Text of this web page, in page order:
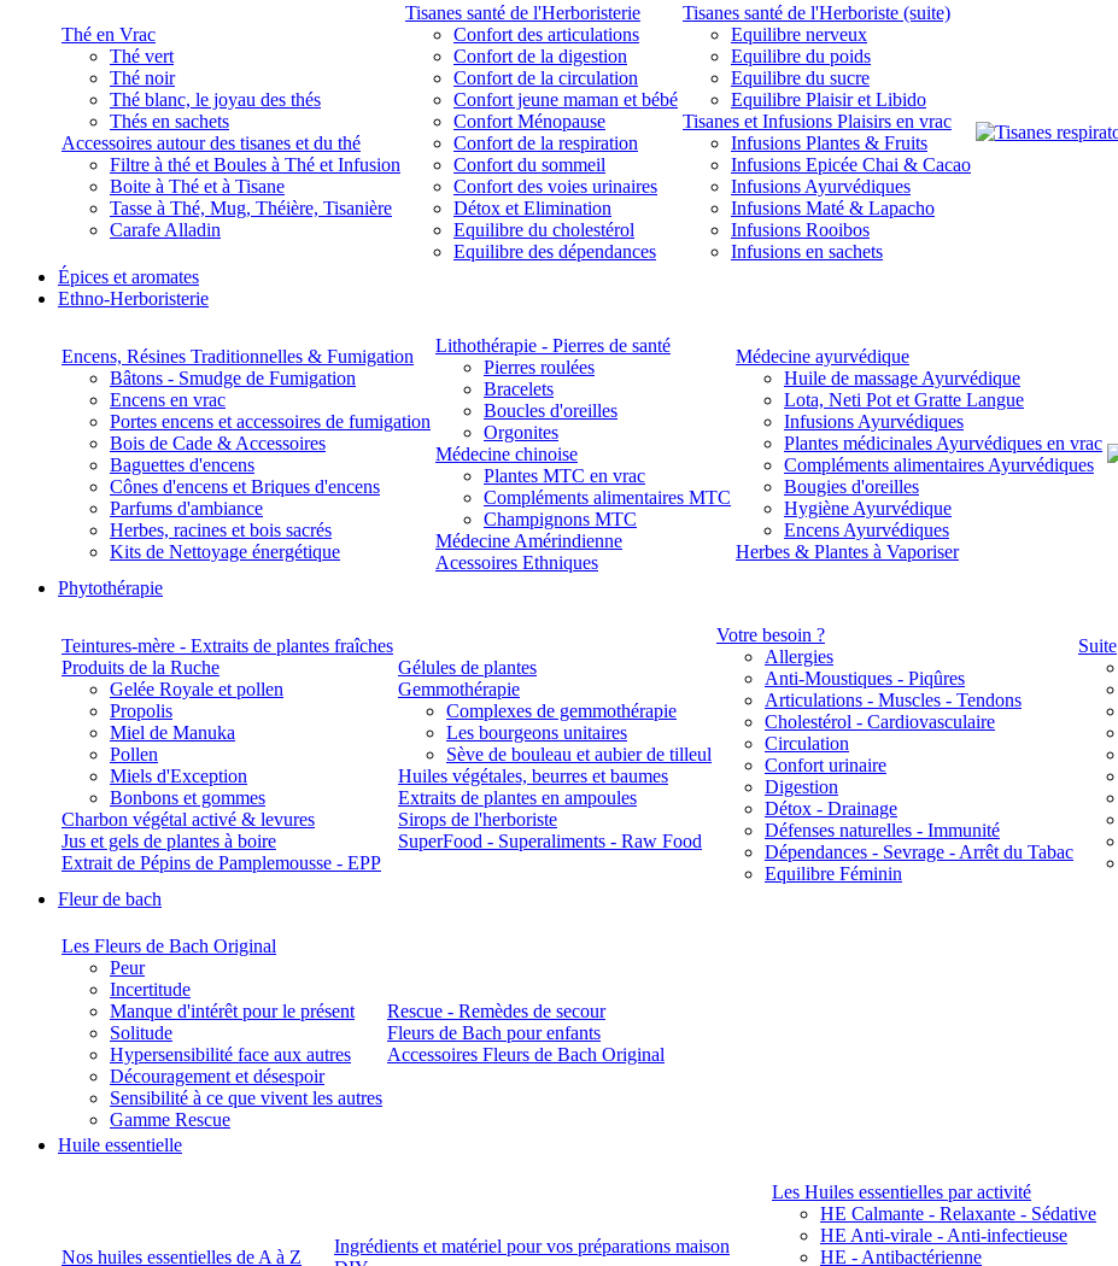
Thé en Vrac
Thé vert
Thé noir
Thé blanc, le joyau des thés
Thés en sachets
Accessoires autour des tisanes et du thé
Filtre à thé et Boules à Thé et Infusion
Boite à Thé et à Tisane
Tasse à Thé, Mug, Théière, Tisanière
Carafe Alladin
Tisanes santé de l'Herboristerie
Confort des articulations
Confort de la digestion
Confort de la circulation
Confort jeune maman et bébé
Confort Ménopause
Confort de la respiration
Confort du sommeil
Confort des voies urinaires
Détox et Elimination
Equilibre du cholestérol
Equilibre des dépendances
Tisanes santé de l'Herboriste (suite)
Equilibre nerveux
Equilibre du poids
Equilibre du sucre
Equilibre Plaisir et Libido
Tisanes et Infusions Plaisirs en vrac
Infusions Plantes & Fruits
Infusions Epicée Chai & Cacao
Infusions Ayurvédiques
Infusions Maté & Lapacho
Infusions Rooibos
Infusions en sachets
Épices et aromates
Ethno-Herboristerie
Encens, Résines Traditionnelles & Fumigation
Bâtons - Smudge de Fumigation
Encens en vrac
Portes encens et accessoires de fumigation
Bois de Cade & Accessoires
Baguettes d'encens
Cônes d'encens et Briques d'encens
Parfums d'ambiance
Herbes, racines et bois sacrés
Kits de Nettoyage énergétique
Lithothérapie - Pierres de santé
Pierres roulées
Bracelets
Boucles d'oreilles
Orgonites
Médecine chinoise
Plantes MTC en vrac
Compléments alimentaires MTC
Champignons MTC
Médecine Amérindienne
Acessoires Ethniques
Médecine ayurvédique
Huile de massage Ayurvédique
Lota, Neti Pot et Gratte Langue
Infusions Ayurvédiques
Plantes médicinales Ayurvédiques en vrac
Compléments alimentaires Ayurvédiques
Bougies d'oreilles
Hygiène Ayurvédique
Encens Ayurvédiques
Herbes & Plantes à Vaporiser
Phytothérapie
Teintures-mère - Extraits de plantes fraîches
Produits de la Ruche
Gelée Royale et pollen
Propolis
Miel de Manuka
Pollen
Miels d'Exception
Bonbons et gommes
Charbon végétal activé & levures
Jus et gels de plantes à boire
Extrait de Pépins de Pamplemousse - EPP
Gélules de plantes
Gemmothérapie
Complexes de gemmothérapie
Les bourgeons unitaires
Sève de bouleau et aubier de tilleul
Huiles végétales, beurres et baumes
Extraits de plantes en ampoules
Sirops de l'herboriste
SuperFood - Superaliments - Raw Food
Votre besoin ?
Allergies
Anti-Moustiques - Piqûres
Articulations - Muscles - Tendons
Cholestérol - Cardiovasculaire
Circulation
Confort urinaire
Digestion
Détox - Drainage
Défenses naturelles - Immunité
Dépendances - Sevrage - Arrêt du Tabac
Equilibre Féminin
Suite
Fleur de bach
Les Fleurs de Bach Original
Peur
Incertitude
Manque d'intérêt pour le présent
Solitude
Hypersensibilité face aux autres
Découragement et désespoir
Sensibilité à ce que vivent les autres
Gamme Rescue
Rescue - Remèdes de secour
Fleurs de Bach pour enfants
Accessoires Fleurs de Bach Original
Huile essentielle
Nos huiles essentielles de A à Z
Ingrédients et matériel pour vos préparations maison
Les Huiles essentielles par activité
HE Calmante - Relaxante - Sédative
HE Anti-virale - Anti-infectieuse
HE - Antibactérienne